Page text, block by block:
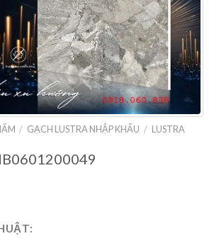
/ GẠCH LUSTRA NHẬP KHẨU / LUSTRA